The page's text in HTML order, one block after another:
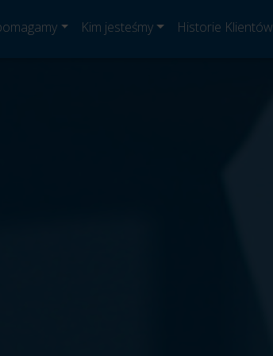
Kim jesteśmy Historie Klientów